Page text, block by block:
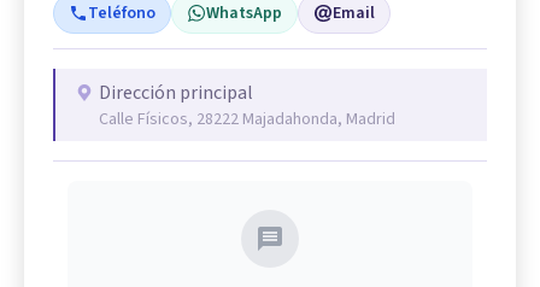
Teléfono WhatsApp Email
Dirección principal
Calle Físicos, 28222 Majadahonda, Madrid